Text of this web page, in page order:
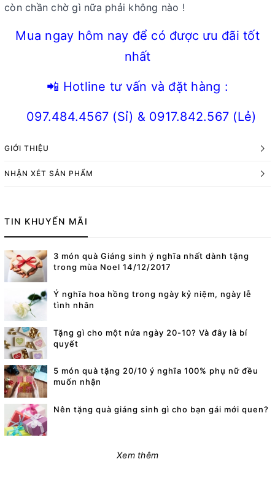
còn chần chờ gì nữa phải không nào !
Mua ngay hôm nay để có được ưu đãi tốt
nhất
📲 Hotline tư vấn và đặt hàng :
097.484.4567 (Sỉ) & 0917.842.567 (Lẻ)
GIỚI THIỆU
NHẬN XÉT SẢN PHẨM
TIN KHUYẾN MÃI
3 món quà Giáng sinh ý nghĩa nhất dành tặng
trong mùa Noel 14/12/2017
Ý nghĩa hoa hồng trong ngày kỷ niệm, ngày lễ
tình nhân
Tặng gì cho một nửa ngày 20-10? Và đây là bí
quyết
5 món quà tặng 20/10 ý nghĩa 100% phụ nữ đều
muốn nhận
Nên tặng quà giáng sinh gì cho bạn gái mới quen?
Xem thêm